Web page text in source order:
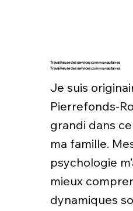
Travailleuse des services communautaires
Travailleuse des services communautaires
Je suis
Pierrefonds-
grandi dans
ma famille.
psychologie
mieux
dynamiques